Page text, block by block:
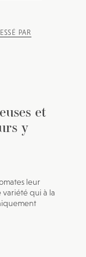
PAR
et
y
leur
qui à la